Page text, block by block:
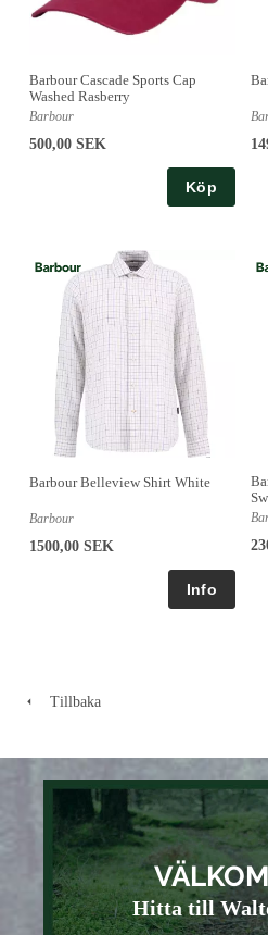
Barbour Cascade Sports Cap
Washed Rasberry
Barbour
500,00 SEK
Köp
Barbour Belleview Shirt White
Barbour
1500,00 SEK
Tillbaka
Hitta till